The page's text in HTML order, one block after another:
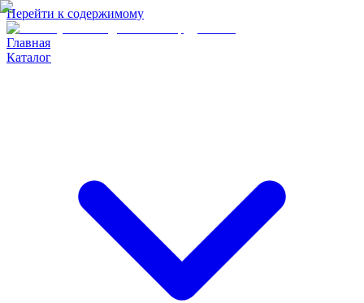
Перейти к содержимому
Главная
Каталог